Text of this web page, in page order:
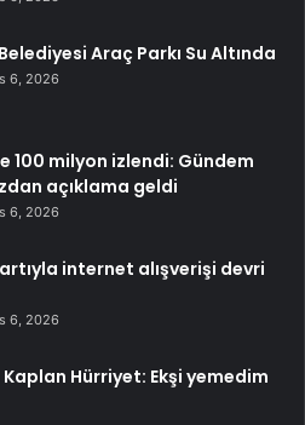
Araç Parkı Su Altında
6, 2026
100 milyon izlendi: Gündem
açıklama geldi
6, 2026
internet alışverişi devri
6, 2026
Hürriyet: Ekşi yemedim